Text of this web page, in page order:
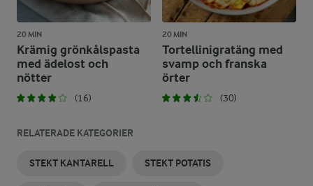
20 MIN
Krämig grönkålspasta
med ädelost och
nötter
(16)
20 MIN
Tortellinigratäng med
svamp och franska
örter
(30)
RELATERADE KATEGORIER
STEKT KANTARELL STEKT POTATIS